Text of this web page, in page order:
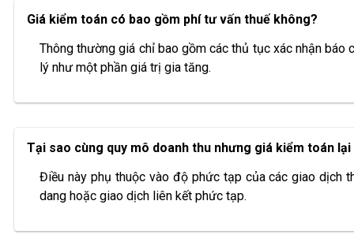
Giá kiểm toán có bao gồm phí tư vấn thuế không?
Thông thường giá chỉ bao gồm các thủ tục xác nhận báo
lý như một phần giá trị gia tăng.
Tại sao cùng quy mô doanh thu nhưng giá kiểm toán lại
Điều này phụ thuộc vào độ phức tạp của các giao dịch
dang hoặc giao dịch liên kết phức tạp.